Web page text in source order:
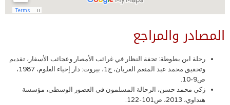
المصادر والمراجع
رحلة ابن بطوطة: تحفة النظار في غرائب الأمصار وعجائب الأسفار، تقديم
وتحقيق محمد عبد المنعم العريان، ج1، بيروت: دار إحياء العلوم، 1987،
ص9-10.
زكي محمد حسن، الرحالة المسلمون في العصور الوسطى، مؤسسة
هنداوي، 2013، ص101-122.